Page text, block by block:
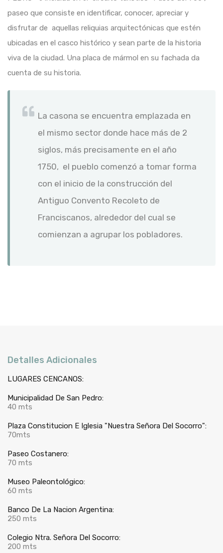
paseo que consiste en identificar, conocer, apreciar y
disfrutar de aquellas reliquias arquitectónicas que estén
ubicadas en el casco histórico y sean parte de la historia
viva de la ciudad. Una placa de mármol en su fachada da
cuenta de su historia.
La casona se encuentra emplazada en
el mismo sector donde hace más de 2
siglos, más precisamente en el año
1750, el pueblo comenzó a tomar forma
con el inicio de la construcción del
Antiguo Convento Recoleto de
Franciscanos, alrededor del cual se
comienzan a agrupar los pobladores.
Detalles Adicionales
LUGARES CENCANOS:
Municipalidad De San Pedro:
40 mts
Plaza Constitucion E Iglesia "Nuestra Señora Del Socorro":
70mts
Paseo Costanero:
70 mts
Museo Paleontológico:
60 mts
Banco De La Nacion Argentina:
250 mts
Colegio Ntra. Señora Del Socorro:
200 mts